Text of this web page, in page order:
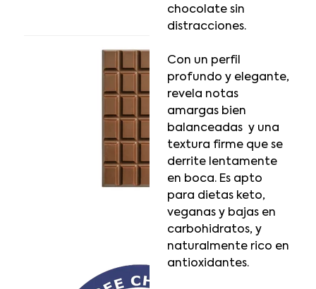
chocolate sin
distracciones.
Con un perfil
profundo y elegante,
revela notas
amargas bien
balanceadas y una
textura firme que se
derrite lentamente
en boca. Es apto
para dietas keto,
veganas y bajas en
carbohidratos, y
naturalmente rico en
antioxidantes.